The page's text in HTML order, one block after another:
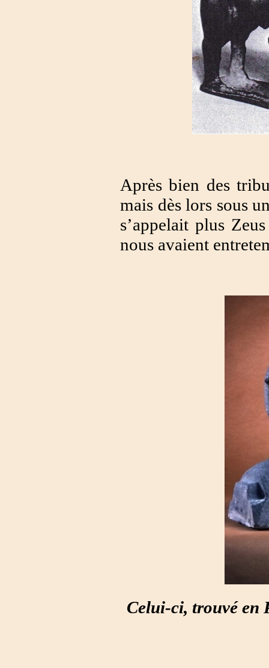
Après bien des
mais dès lors sous
s’appelait plus
nous avaient
Celui-ci, trouvé en